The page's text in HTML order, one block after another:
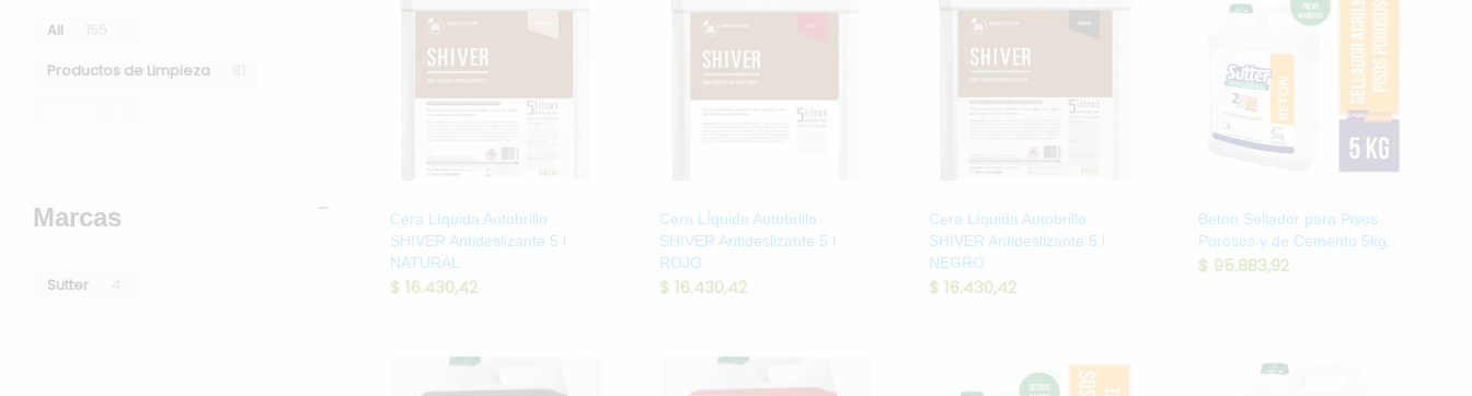
Cera Líquida Autobrillo
SHIVER Antideslizante 5 l
NATURAL
$ 16.430,42
Cera LÍquida Autobrillo
SHIVER Antideslizante 5 l
ROJO
$ 16.430,42
Cera Líquida Autobrillo
SHIVER Antideslizante 5 l
NEGRO
$ 16.430,42
Beton Sellador para Pisos
Porosos y de Cemento 5kg.
$ 95.883,92
All
Productos de Limpieza
Marcas
Sutter